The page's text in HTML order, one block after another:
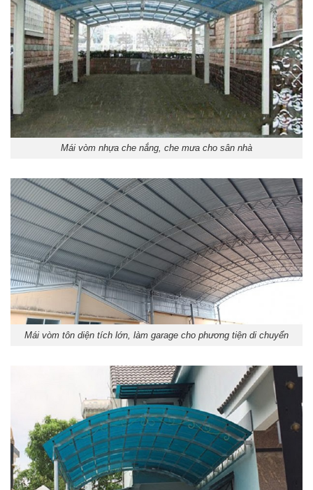
Mái vòm nhựa che nắng, che mưa cho sân nhà
Mái vòm tôn diện tích lớn, làm garage cho phương tiện di chuyển